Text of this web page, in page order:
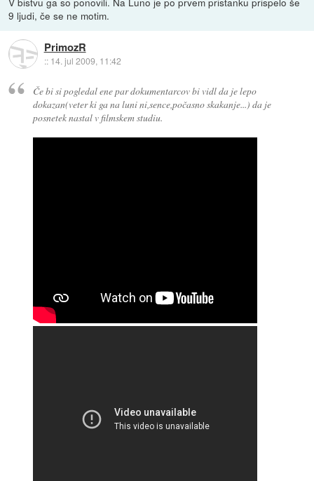
9 ljudi, če se ne motim.
PrimozR
:: 14. jul 2009, 11:42
Če bi si pogledal ene par dokumentarcov bi vidl da je lepo
dokazan(veter ki ga na luni ni,sence,počasno skakanje...) da je
posnetek nastal v filmskem studiu.